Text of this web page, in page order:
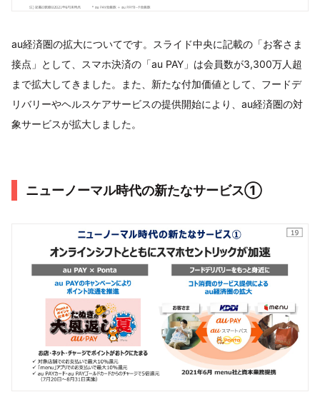
au経済圏の拡大についてです。スライド中央に記載の「お客さま
接点」として、スマホ決済の「au PAY」は会員数が3,300万人超
まで拡大してきました。また、新たな付加価値として、フードデ
リバリーやヘルスケアサービスの提供開始により、au経済圏の対
象サービスが拡大しました。
ニューノーマル時代の新たなサービス①